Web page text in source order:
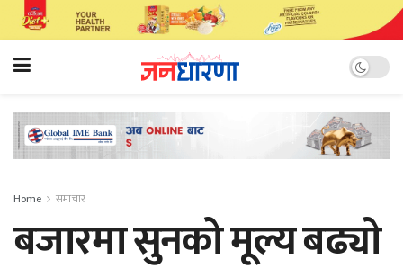
Home समाचार
बजारमा सुनको मूल्य बढ्याे